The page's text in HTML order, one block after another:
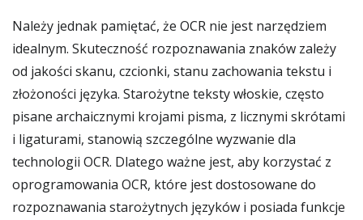
Należy jednak pamiętać, że OCR nie jest narzędziem
idealnym. Skuteczność rozpoznawania znaków zależy
od jakości skanu, czcionki, stanu zachowania tekstu i
złożoności języka. Starożytne teksty włoskie, często
pisane archaicznymi krojami pisma, z licznymi skrótami
i ligaturami, stanowią szczególne wyzwanie dla
technologii OCR. Dlatego ważne jest, aby korzystać z
oprogramowania OCR, które jest dostosowane do
rozpoznawania starożytnych języków i posiada funkcje